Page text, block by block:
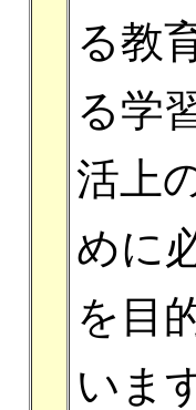
る教
る学
活上
めに
を目
いま